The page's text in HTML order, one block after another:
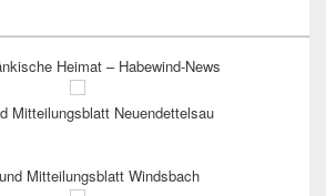
Heimat – Habewind-News
Mitteilungsblatt Neuendettelsau
Mitteilungsblatt Windsbach